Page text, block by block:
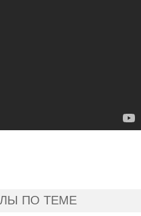
ПО ТЕМЕ